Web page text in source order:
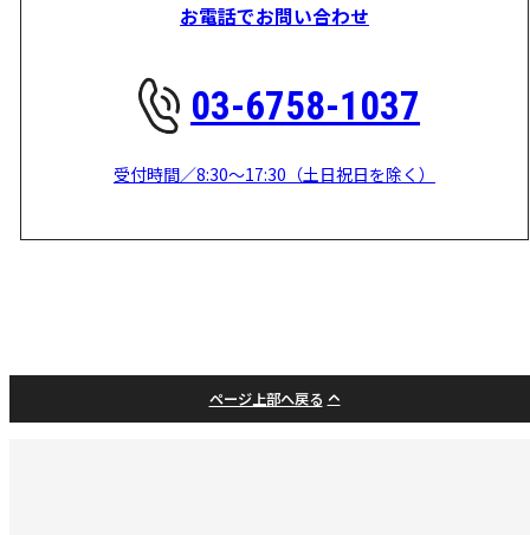
お電話でお問い合わせ
03-6758-1037
受付時間／8:30～17:30（土日祝日を除く）
ページ上部へ戻る